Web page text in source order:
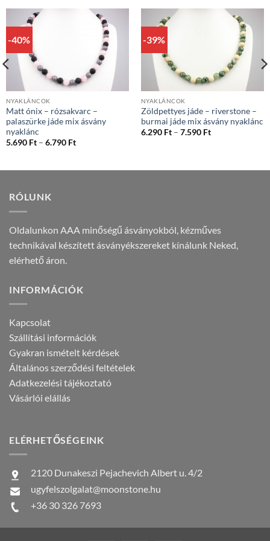
-40%
NYAKLÁNCOK
Matt ónix – rózsakvarc –
palaszürke jáde mix ásvány
nyaklánc
5.690 Ft – 6.790 FtÁrtartomány:
-39%
NYAKLÁNCOK
Zöldpettyes jáde – riverstone –
burmai jáde mix ásvány nyaklánc
6.290 Ft – 7.590 FtÁrtartomány:
RÓLUNK
Oldalunkon AAA minőségű ásványokból, kézműves
technikával készített ásványékszereket kínálunk Neked,
elérhető áron.
INFORMÁCIÓK
Kapcsolat
Szállítási információk
Gyakran ismételt kérdések
Általános szerződési feltételek
Adatkezelési tájékoztató
Vásárlói elállás
ELÉRHETŐSÉGEINK
2120 Dunakeszi Pejachevich Albert u. 4/2
ugyfelszolgalat@moonstone.hu
+36 30 326 7693